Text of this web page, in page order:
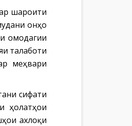
шароити
онҳо
омодагии
талаботи
меҳвари
сифати
ҳолатҳои
ахлоқи